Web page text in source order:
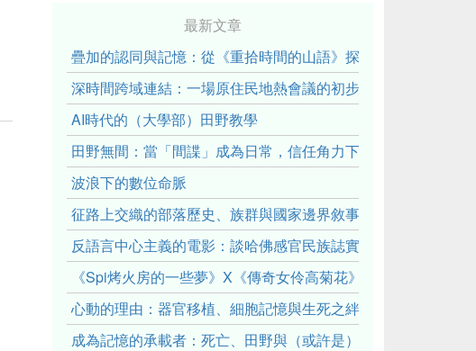
最新文章
疊加的認同與記憶：從《重拾時間的山語》探討「我們的」立
深時間跨域連結：一場原住民地熱會議的初步觀察
AI時代的（大學部）田野教學
田野無間：當「間諜」成為日常，信任角力下的情感伏流
波浪下的數位命脈
征路上交織的部落歷史、族群與國家邊界敘事： 《路有多長》
反語言中心主義的電影：談哈佛感官民族誌實驗室
《Spi烤火房的一些夢》X《傳奇女伶高菊花》： 透過紀錄片
心動的理由：器官移植、細胞記憶與生死之絆
成為記憶的承載者：死亡、田野與（或許是）人類學的成年禮